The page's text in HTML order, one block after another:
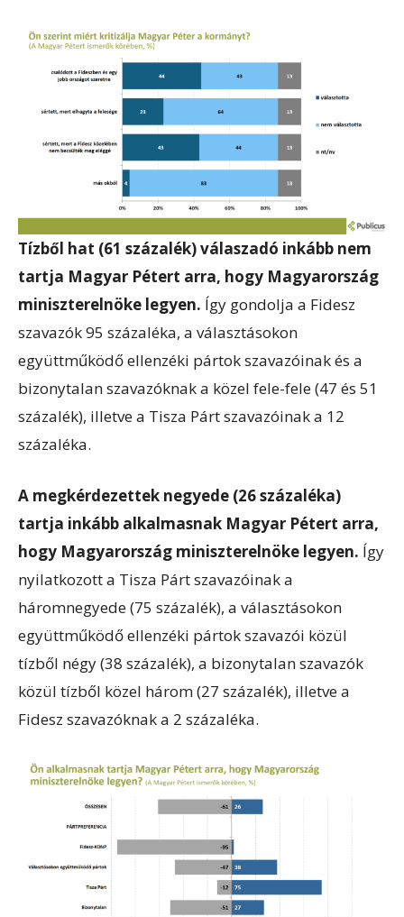
Tízből hat (61 százalék) válaszadó inkább nem
tartja Magyar Pétert arra, hogy Magyarország
miniszterelnöke legyen. Így gondolja a Fidesz
szavazók 95 százaléka, a választásokon
együttműködő ellenzéki pártok szavazóinak és a
bizonytalan szavazóknak a közel fele-fele (47 és 51
százalék), illetve a Tisza Párt szavazóinak a 12
százaléka.
A megkérdezettek negyede (26 százaléka)
tartja inkább alkalmasnak Magyar Pétert arra,
hogy Magyarország miniszterelnöke legyen. Így
nyilatkozott a Tisza Párt szavazóinak a
háromnegyede (75 százalék), a választásokon
együttműködő ellenzéki pártok szavazói közül
tízből négy (38 százalék), a bizonytalan szavazók
közül tízből közel három (27 százalék), illetve a
Fidesz szavazóknak a 2 százaléka.